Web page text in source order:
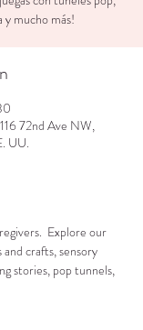
y mucho más!
72nd Ave NW,
UU.
Explore our
crafts, sensory
stories, pop tunnels,